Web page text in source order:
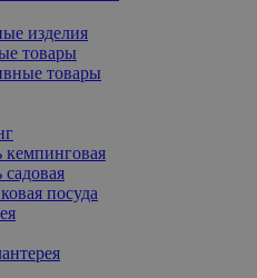
изделия
товары
товары
кемпинговая
посуда